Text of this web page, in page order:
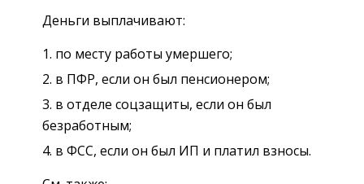
Деньги выплачивают:
по месту работы умершего;
в ПФР, если он был пенсионером;
в отделе соцзащиты, если он был
безработным;
в ФСС, если он был ИП и платил взносы.